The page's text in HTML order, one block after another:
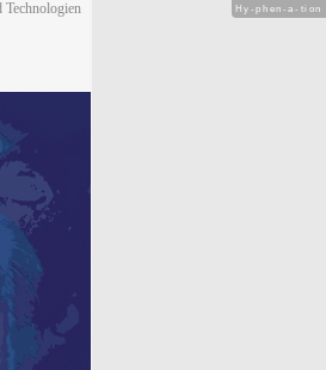
Technologien
Hy-phen-a-tion